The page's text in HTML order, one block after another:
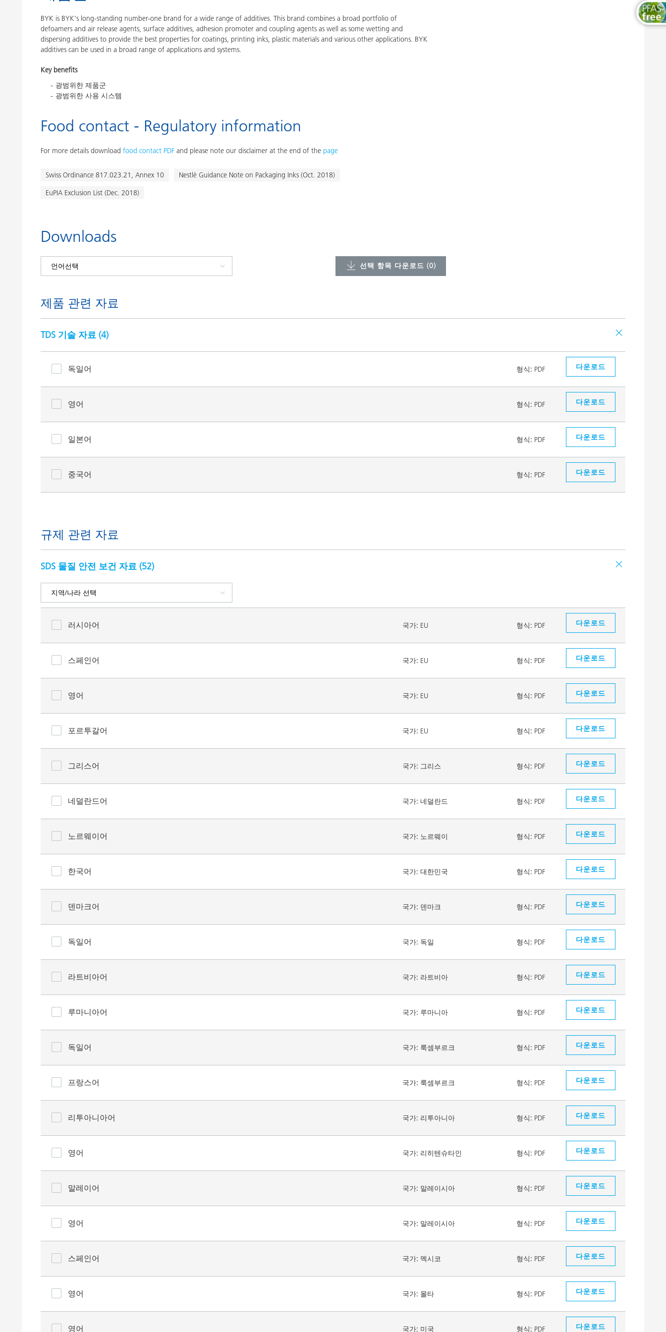
BYK is BYK's long-standing number-one brand for a wide range of additives. This brand combines a broad portfolio of
defoamers and air release agents, surface additives, adhesion promoter and coupling agents as well as some wetting and
dispersing additives to provide the best properties for coatings, printing inks, plastic materials and various other applications. BYK
additives can be used in a broad range of applications and systems.
Key benefits
광범위한 제품군
광범위한 사용 시스템
Food contact - Regulatory information
For more details download food contact PDF and please note our disclaimer at the end of the page
Swiss Ordinance 817.023.21, Annex 10
Nestlè Guidance Note on Packaging Inks (Oct. 2018)
EuPIA Exclusion List (Dec. 2018)
Downloads
선택 항목 다운로드 (0)
제품 관련 자료
TDS 기술 자료 (4)
독일어 형식: PDF 다운로드
영어 형식: PDF 다운로드
일본어 형식: PDF 다운로드
중국어 형식: PDF 다운로드
규제 관련 자료
SDS 물질 안전 보건 자료 (52)
러시아어 국가: EU 형식: PDF 다운로드
스페인어 국가: EU 형식: PDF 다운로드
영어 국가: EU 형식: PDF 다운로드
포르투갈어 국가: EU 형식: PDF 다운로드
그리스어 국가: 그리스 형식: PDF 다운로드
네덜란드어 국가: 네덜란드 형식: PDF 다운로드
노르웨이어 국가: 노르웨이 형식: PDF 다운로드
한국어 국가: 대한민국 형식: PDF 다운로드
덴마크어 국가: 덴마크 형식: PDF 다운로드
독일어 국가: 독일 형식: PDF 다운로드
라트비아어 국가: 라트비아 형식: PDF 다운로드
루마니아어 국가: 루마니아 형식: PDF 다운로드
독일어 국가: 룩셈부르크 형식: PDF 다운로드
프랑스어 국가: 룩셈부르크 형식: PDF 다운로드
리투아니아어 국가: 리투아니아 형식: PDF 다운로드
영어 국가: 리히텐슈타인 형식: PDF 다운로드
말레이어 국가: 말레이시아 형식: PDF 다운로드
영어 국가: 말레이시아 형식: PDF 다운로드
스페인어 국가: 멕시코 형식: PDF 다운로드
영어 국가: 몰타 형식: PDF 다운로드
영어 국가: 미국 형식: PDF 다운로드